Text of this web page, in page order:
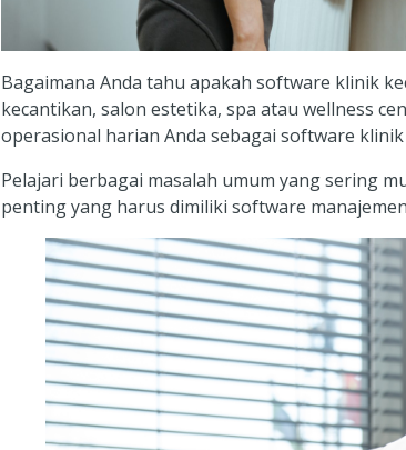
Bagaimana Anda tahu apakah software klinik
kecantikan, salon estetika, spa atau wellness
operasional harian Anda sebagai software
Pelajari berbagai masalah umum yang sering
penting yang harus dimiliki software